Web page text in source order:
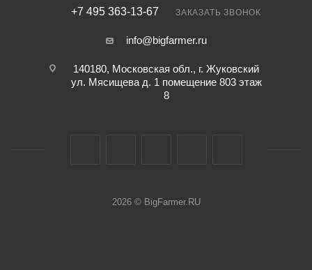
+7 495 363-13-67 ЗАКАЗАТЬ ЗВОНОК
info@bigfarmer.ru
140180, Московская обл., г. Жуковский
ул. Мясищева д. 1 помещение 803 этаж
8
2026 © BigFarmer.RU